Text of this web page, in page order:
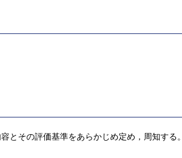
とその評価基準をあらかじめ定め，周知する。